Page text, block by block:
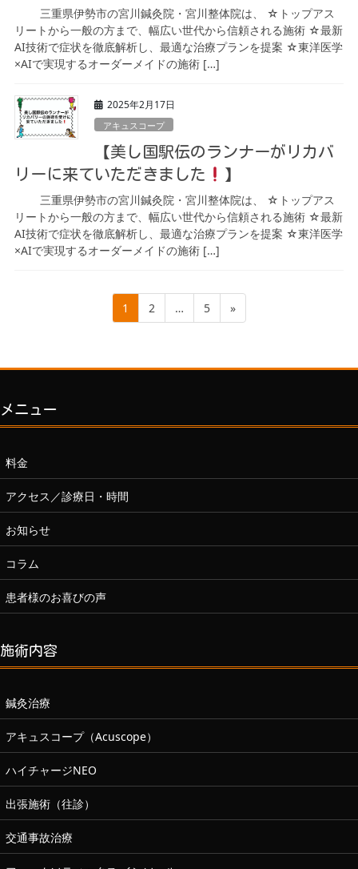
三重県伊勢市の宮川鍼灸院・宮川整体院は、 ☆トップアス
リートから一般の方まで、幅広い世代から信頼される施術 ☆最新
AI技術で症状を徹底解析し、最適な治療プランを提案 ☆東洋医学
×AIで実現するオーダーメイドの施術 […]
2025年2月17日
アキュスコープ
【美し国駅伝のランナーがリカバ
リーに来ていただきました
】
三重県伊勢市の宮川鍼灸院・宮川整体院は、 ☆トップアス
リートから一般の方まで、幅広い世代から信頼される施術 ☆最新
AI技術で症状を徹底解析し、最適な治療プランを提案 ☆東洋医学
×AIで実現するオーダーメイドの施術 […]
ペ
ー
1
ペ
ー
2 …
ペ
ー
5 »
メニュー
料金
アクセス／診療日・時間
お知らせ
コラム
患者様のお喜びの声
施術内容
鍼灸治療
アキュスコープ（Acuscope）
ハイチャージNEO
出張施術（往診）
交通事故治療